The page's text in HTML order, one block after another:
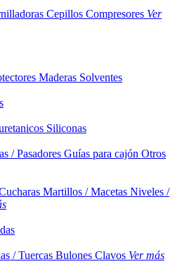
Cepillos Compresores Ver
Maderas Solventes
Siliconas
/ Pasadores Guías para cajón Otros
Martillos / Macetas Niveles /
/ Tuercas Bulones Clavos Ver más